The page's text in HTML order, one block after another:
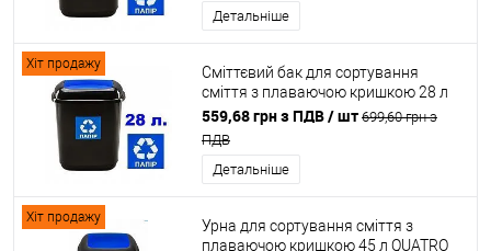
Детальніше
Хіт продажу
Сміттєвий бак для сортування
сміття з плаваючою кришкою 28 л
QUATRO BIN PAPER
559,68 грн з ПДВ/ шт 699,60 грн з
ПДВ
Детальніше
Хіт продажу
Урна для сортування сміття з
плаваючою кришкою 45 л QUATRO